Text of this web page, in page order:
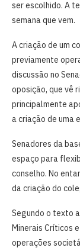
ser escolhido. A
semana que vem.
A criação de um
previamente
discussão no
oposição, que vê
principalmente
a criação de uma
Senadores da
espaço para
conselho. No
da criação do
Segundo o texto
Minerais Críticos
operações